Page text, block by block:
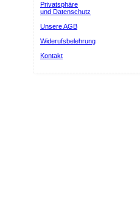
Privatsphäre
und Datenschutz
Unsere AGB
Widerufsbelehrung
Kontakt